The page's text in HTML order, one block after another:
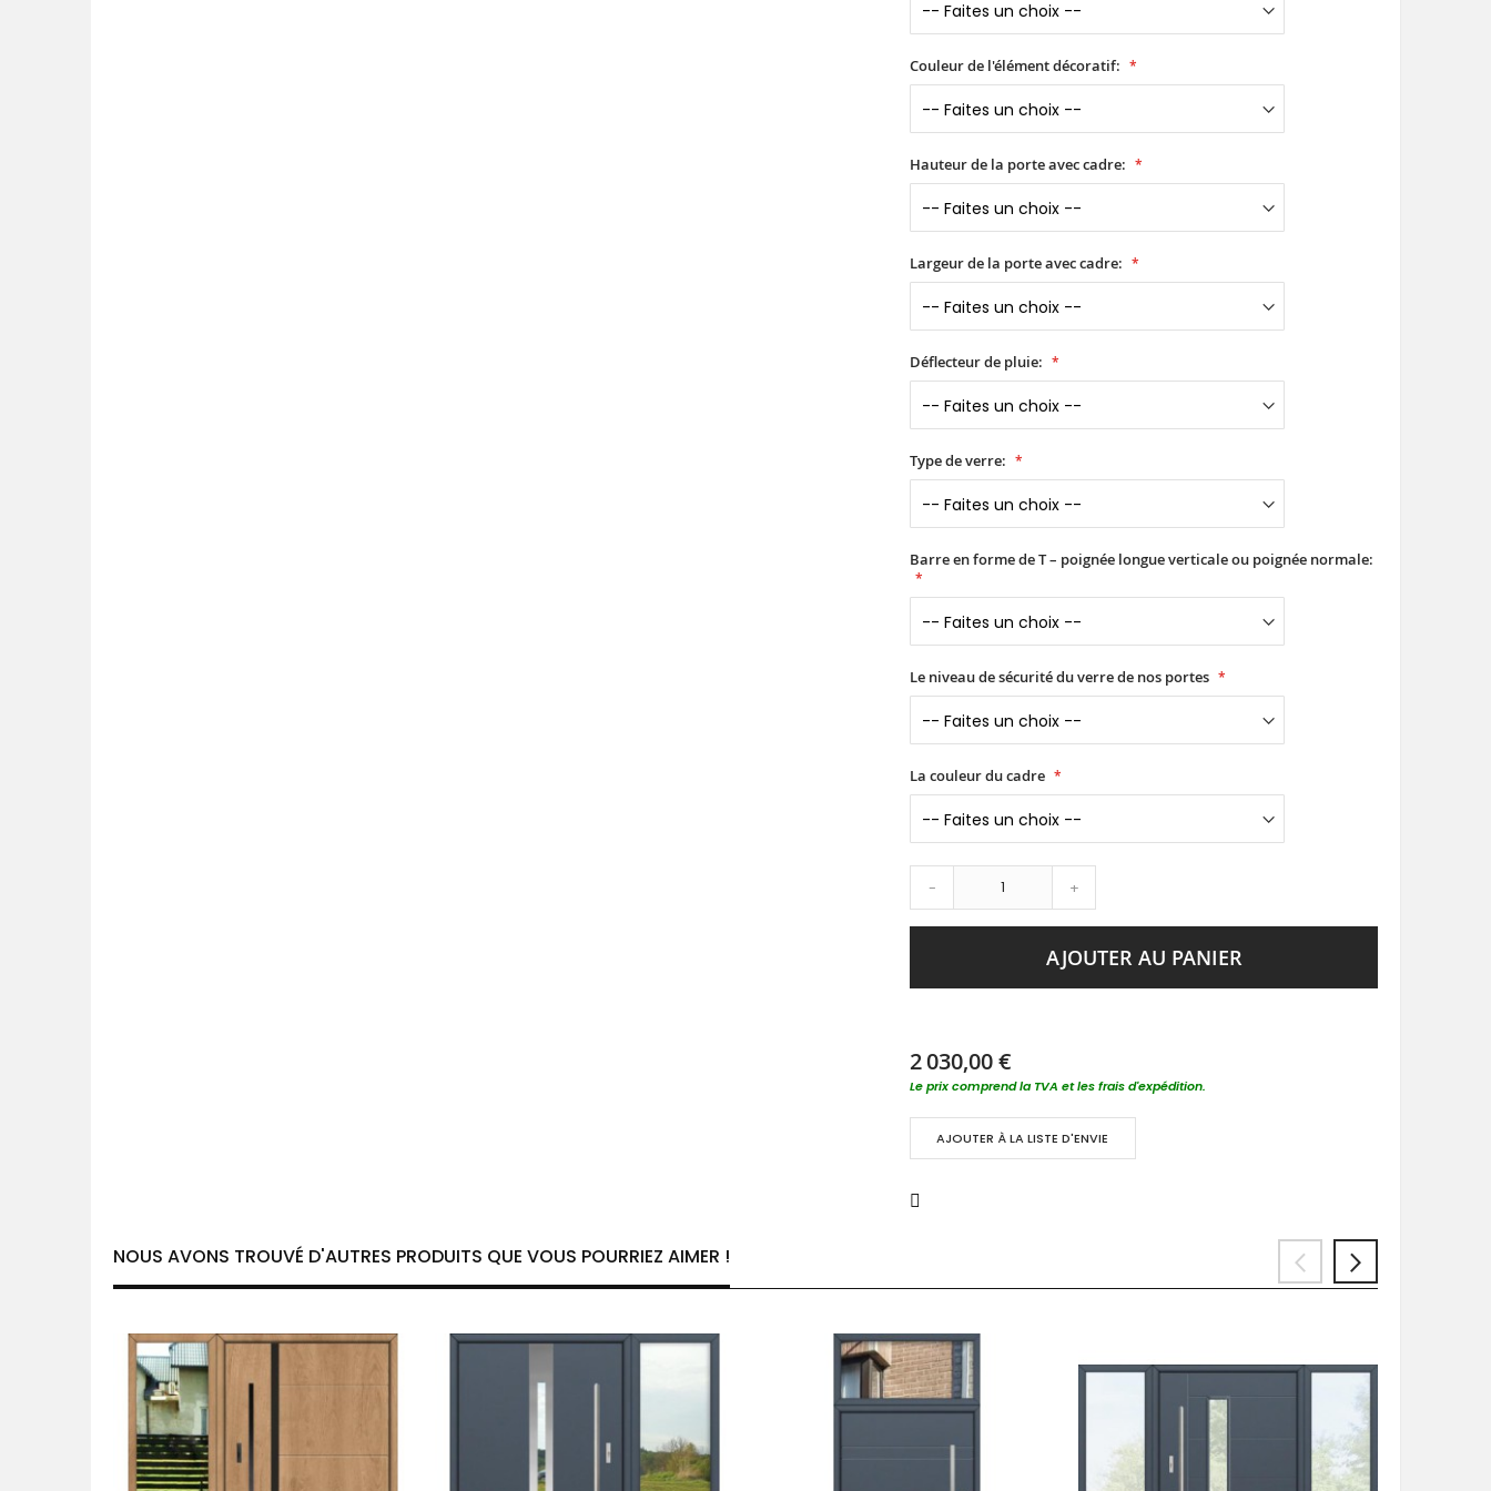
Couleur de l'élément décoratif:
Hauteur de la porte avec cadre:
Largeur de la porte avec cadre:
Déflecteur de pluie:
Type de verre:
Barre en forme de T – poignée longue verticale ou poignée normale:
Le niveau de sécurité du verre de nos portes
La couleur du cadre
- +
AJOUTER AU PANIER
2 030,00 €
Le prix comprend la TVA et les frais d'expédition.
AJOUTER À LA LISTE D'ENVIE
NOUS AVONS TROUVÉ D'AUTRES PRODUITS QUE VOUS POURRIEZ AIMER !